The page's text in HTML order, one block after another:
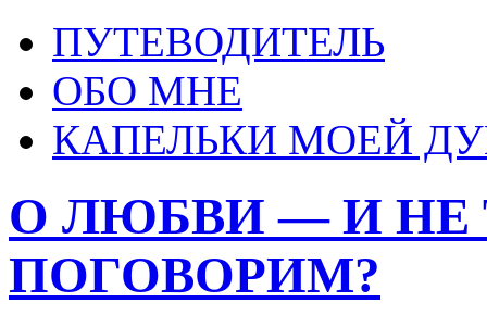
ПУТЕВОДИТЕЛЬ
ОБО МНЕ
КАПЕЛЬКИ МОЕЙ
О ЛЮБВИ — И НЕ
ПОГОВОРИМ?